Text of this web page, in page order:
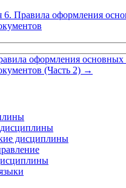
Правила оформления
оформления основных
(Часть 2) →
дисциплины